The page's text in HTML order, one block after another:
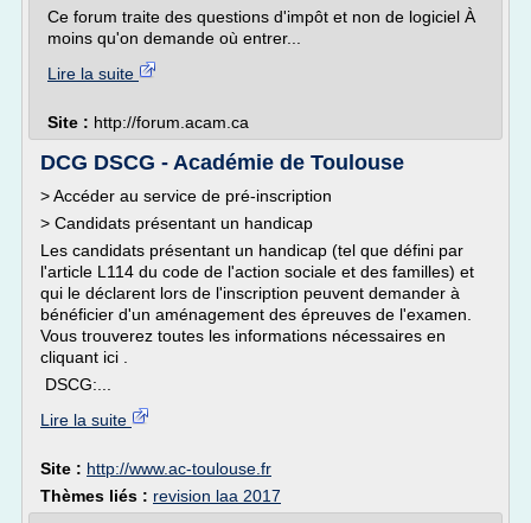
Ce forum traite des questions d'impôt et non de logiciel À
moins qu'on demande où entrer...
Lire la suite
Site : http://forum.acam.ca
DCG DSCG - Académie de Toulouse
> Accéder au service de pré-inscription
> Candidats présentant un handicap
Les candidats présentant un handicap (tel que défini par
l'article L114 du code de l'action sociale et des familles) et
qui le déclarent lors de l'inscription peuvent demander à
bénéficier d'un aménagement des épreuves de l'examen.
Vous trouverez toutes les informations nécessaires en
cliquant ici .
DSCG:...
Lire la suite
Site : http://www.ac-toulouse.fr
Thèmes liés : revision laa 2017